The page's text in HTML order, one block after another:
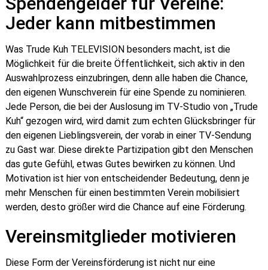
Jeder kann mitbestimmen
Was Trude Kuh TELEVISION besonders macht, ist die
Möglichkeit für die breite Öffentlichkeit, sich aktiv in den
Auswahlprozess einzubringen, denn alle haben die Chance,
den eigenen Wunschverein für eine Spende zu nominieren.
Jede Person, die bei der Auslosung im TV-Studio von „Trude
Kuh“ gezogen wird, wird damit zum echten Glücksbringer für
den eigenen Lieblingsverein, der vorab in einer TV-Sendung
zu Gast war. Diese direkte Partizipation gibt den Menschen
das gute Gefühl, etwas Gutes bewirken zu können. Und
Motivation ist hier von entscheidender Bedeutung, denn je
mehr Menschen für einen bestimmten Verein mobilisiert
werden, desto größer wird die Chance auf eine Förderung.
Vereinsmitglieder motivieren
Diese Form der Vereinsförderung ist nicht nur eine